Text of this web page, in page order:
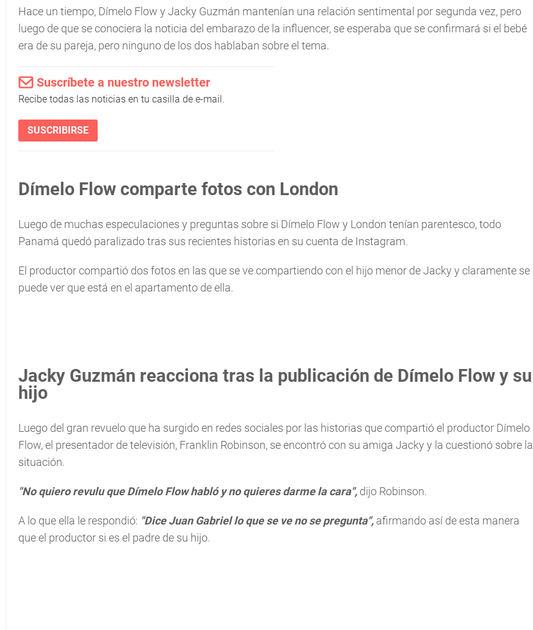
Hace un tiempo, Dímelo Flow y Jacky Guzmán mantenían una relación sentimental por segunda vez, pero
luego de que se conociera la noticia del embarazo de la influencer, se esperaba que se confirmará si el bebé
era de su pareja, pero ninguno de los dos hablaban sobre el tema.
Suscríbete a nuestro newsletter
Recibe todas las noticias en tu casilla de e-mail.
SUSCRIBIRSE
Dímelo Flow comparte fotos con London
Luego de muchas especulaciones y preguntas sobre si Dímelo Flow y London tenían parentesco, todo
Panamá quedó paralizado tras sus recientes historias en su cuenta de Instagram.
El productor compartió dos fotos en las que se ve compartiendo con el hijo menor de Jacky y claramente se
puede ver que está en el apartamento de ella.
Jacky Guzmán reacciona tras la publicación de Dímelo Flow y su
hijo
Luego del gran revuelo que ha surgido en redes sociales por las historias que compartió el productor Dímelo
Flow, el presentador de televisión, Franklin Robinson, se encontró con su amiga Jacky y la cuestionó sobre la
situación.
"No quiero revulu que Dímelo Flow habló y no quieres darme la cara", dijo Robinson.
A lo que ella le respondió: "Dice Juan Gabriel lo que se ve no se pregunta", afirmando así de esta manera
que el productor si es el padre de su hijo.